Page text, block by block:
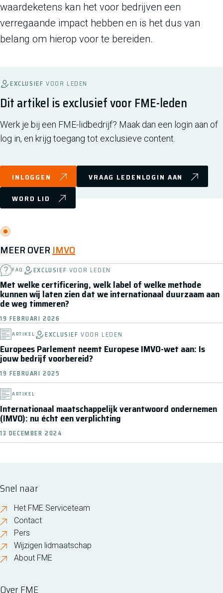
waardeketens kan het voor bedrijven een
verregaande impact hebben en is het dus van
belang om hierop voor te bereiden.
EXCLUSIEF VOOR LEDEN
Dit artikel is exclusief voor FME-leden
Werk je bij een FME-lidbedrijf? Maak dan een login aan of
log in, en krijg toegang tot exclusieve content.
INLOGGEN
VRAAG LEDENLOGIN AAN
WORD LID
MEER OVERIMVO
FAQ EXCLUSIEF VOOR LEDEN
Met welke certificering, welk label of welke methode
kunnen wij laten zien dat we internationaal duurzaam aan
de weg timmeren?
19 FEBRUARI 2026
ARTIKEL EXCLUSIEFVOOR LEDEN
Europees Parlement neemt Europese IMVO-wet aan: Is
jouw bedrijf voorbereid?
19 FEBRUARI 2025
ARTIKEL
Internationaal maatschappelijk verantwoord ondernemen
(IMVO): nu écht een verplichting
13 DECEMBER 2024
Snel naar
Het FME Serviceteam
Contact
Pers
Wijzigen lidmaatschap
About FME
Over FME